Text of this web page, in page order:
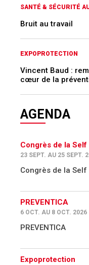
SANTÉ & SÉCURITÉ
Bruit au travail
EXPOPROTECTION
Vincent Baud :
cœur de la
AGENDA
Congrès de la Self
23 SEPT. AU 25 SEPT.
Congrès de la Self
PREVENTICA
6 OCT. AU 8 OCT. 2026
PREVENTICA
Expoprotection